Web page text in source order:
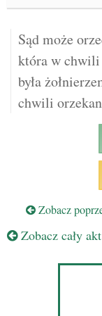
Sąd może
która w chwili
była
chwili
Zobacz
Zobacz cały